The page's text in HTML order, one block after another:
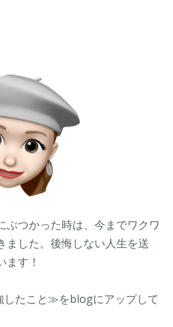
ぶつかった時は、今までワクワ
ました。後悔しない人生を送
ます！
たこと≫をblogにアップして